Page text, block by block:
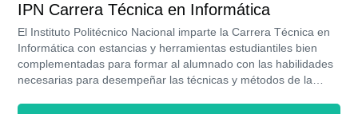
IPN Carrera Técnica en Informática
El Instituto Politécnico Nacional imparte la Carrera Técnica en
Informática con estancias y herramientas estudiantiles bien
complementadas para formar al alumnado con las habilidades
necesarias para desempeñar las técnicas y métodos de la